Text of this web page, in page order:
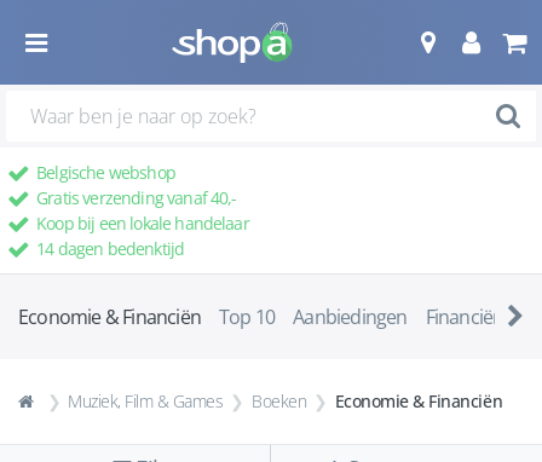
Belgische webshop
Gratis verzending vanaf 40,-
Koop bij een lokale handelaar
14 dagen bedenktijd
Economie & Financiën Top 10 Aanbiedingen Financiën &
Muziek, Film & Games Boeken Economie & Financiën